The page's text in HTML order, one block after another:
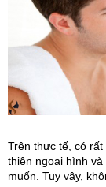
Trên thực tế, có
thiện ngoại hình
muốn. Tuy vậy,